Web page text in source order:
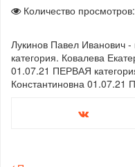
Количество
Лукинов Павел
категория. Ковалева
01.07.21 ПЕРВАЯ
Константиновна 01.07.21